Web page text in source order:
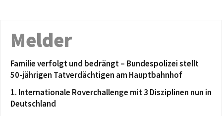
Melder
Familie verfolgt und bedrängt – Bundespolizei stellt
50-jährigen Tatverdächtigen am Hauptbahnhof
1. Internationale Roverchallenge mit 3 Disziplinen nun in
Deutschland